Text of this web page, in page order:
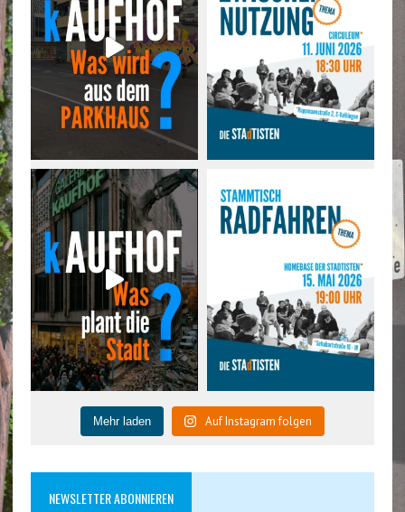
Mehr laden Auf Instagram folgen
NEWSLETTER ABONNIEREN